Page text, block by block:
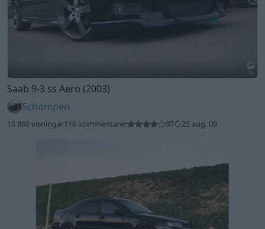
16
Saab 9-3 ss Aero (2003)
Schompen
10 860 visningar116 kommentarer 97 25 aug. 09